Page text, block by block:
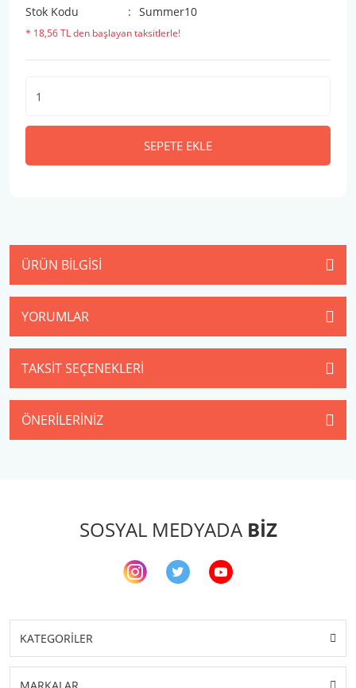
Stok Kodu
Summer10
* 18,56 TL den başlayan taksitlerle!
SEPETE EKLE
ÜRÜN BILGISI
YORUMLAR
TAKSIT SEÇENEKLERI
ÖNERILERINIZ
SOSYAL MEDYADA BİZ
KATEGORİLER